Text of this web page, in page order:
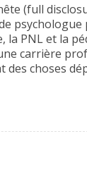
(full
PNL et la
carrière
des choses